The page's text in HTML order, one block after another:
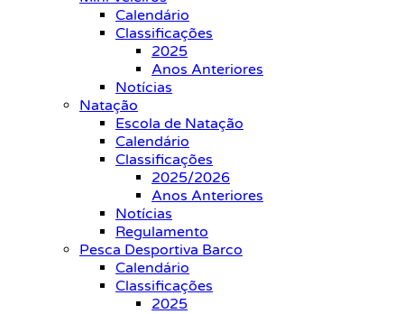
Calendário
Classificações
2025
Anos Anteriores
Notícias
Natação
Escola de Natação
Calendário
Classificações
2025/2026
Anos Anteriores
Notícias
Regulamento
Pesca Desportiva Barco
Calendário
Classificações
2025